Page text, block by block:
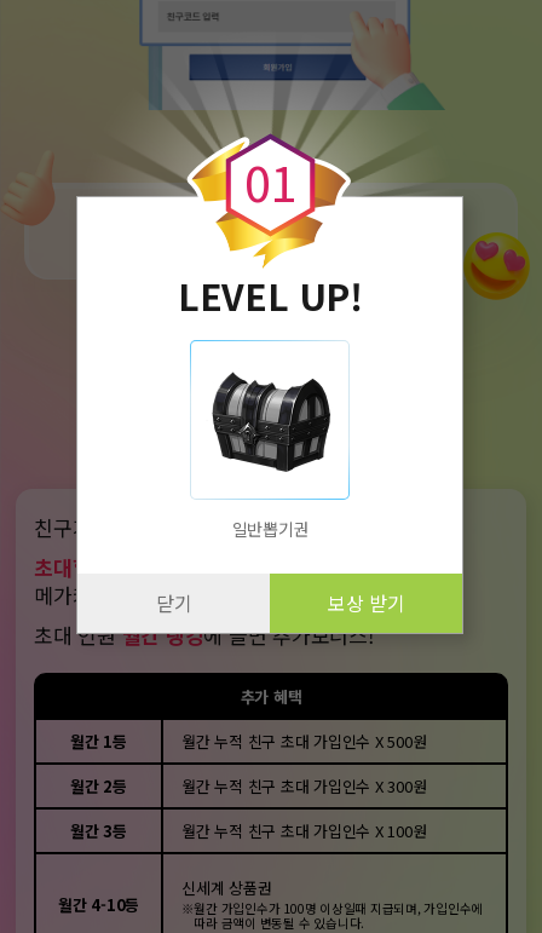
회원가입 후 혜택받기
초대할수록 추가 적립!
자세히 확인하기
친구가 가입할 때 마다
3,000원씩 적립
초대할수록 핵이득!
초대 인원 수에 따라 3명마다
메가커피 아메리카노 커피쿠폰 증정
초대 인원월간 랭킹에 들면 추가보너스!
추가 혜택
월간 1등
월간 누적 친구 초대 가입인수 X 500원
월간 2등
월간 누적 친구 초대 가입인수 X 300원
월간 3등
월간 누적 친구 초대 가입인수 X 100원
월간 4-10등
신세계 상품권
월간 가입인수가 100명 이상일때 지급되며, 가입인수에
따라 금액이 변동될 수 있습니다.
0
0
1
LEVEL UP!
일반뽑기권
닫기 보상 받기